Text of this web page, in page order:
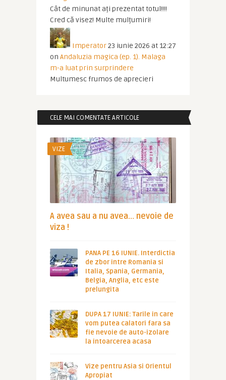
Cât de minunat ați prezentat totul!!!!
Cred că visez! Multe mulțumiri!
Imperator23 iunie 2026 at 12:27
on Andaluzia magica (ep. 1). Malaga
m-a luat prin surprindere
Multumesc frumos de aprecieri
CELE MAI COMENTATE ARTICOLE
VIZE
A avea sau a nu avea… nevoie de
viza !
PANA PE 16 IUNIE. Interdictia
de zbor intre Romania si
Italia, Spania, Germania,
Belgia, Anglia, etc este
prelungita
DUPA 17 IUNIE: Tarile in care
vom putea calatori fara sa
fie nevoie de auto-izolare
la intoarcerea acasa
Vize pentru Asia si Orientul
Apropiat